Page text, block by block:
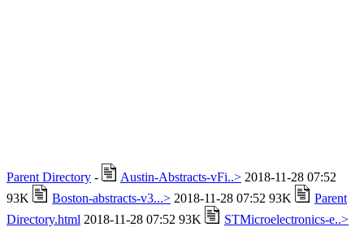
Parent Directory - Austin-Abstracts-vFi..> 2018-11-28 07:52
93K
Boston-abstracts-v3...> 2018-11-28 07:52 93K
Parent
Directory.html 2018-11-28 07:52 93K
STMicroelectronics-e..>